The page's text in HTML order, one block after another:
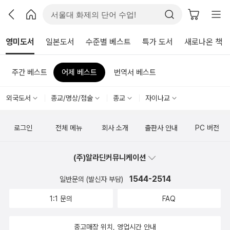
영미도서 일본도서 수준별 베스트 특가 도서 새로나온 책
주간 베스트 어제 베스트 번역서 베스트
외국도서 종교/명상/점술 종교 자이나교
로그인 전체 메뉴 회사 소개 출판사 안내 PC 버전
(주)알라딘커뮤니케이션
일반문의 (발신자 부담) 1544-2514
1:1 문의 FAQ
중고매장 위치, 영업시간 안내